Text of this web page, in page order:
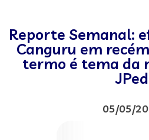
Reporte Semanal:
Canguru em
termo é tema da
JPed
05/05/